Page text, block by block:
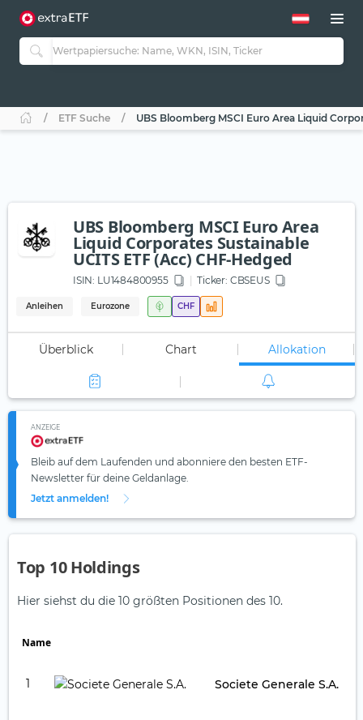
ETF Suche UBS Bloomberg MSCI Euro Area Liquid
UBS Bloomberg MSCI Euro Area
Liquid Corporates Sustainable
UCITS ETF (Acc) CHF-Hedged
ISIN: LU1484800955 Ticker: CBSEUS
Anleihen Eurozone CHF
Überblick Chart Allokation
ANZEIGE
Bleib auf dem Laufenden und abonniere den besten ETF-
Newsletter für deine Geldanlage.
Jetzt anmelden!
Top 10 Holdings
Hier siehst du die 10 größten Positionen des 10.
Name
1 Societe Generale S.A.